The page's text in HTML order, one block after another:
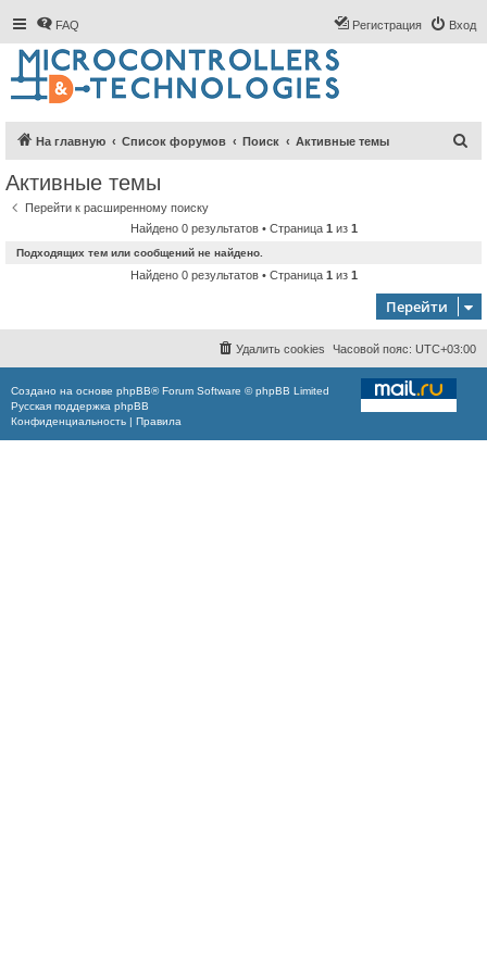
FAQ Вход
Регистрация
На главную Список форумов Поиск Активные темы
Активные темы
Перейти к расширенному поиску
Найдено 0 результатов • Страница 1 из 1
Подходящих тем или сообщений не найдено.
Найдено 0 результатов • Страница 1 из 1
Перейти
Часовой пояс: UTC+03:00
Удалить cookies
Создано на основе phpBB® Forum Software © phpBB Limited
Русская поддержка phpBB
Конфиденциальность | Правила